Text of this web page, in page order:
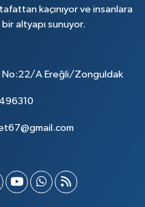
kaçınıyor ve insanlara
altyapı sunuyor.
No:22/A Ereğli/Zonguldak